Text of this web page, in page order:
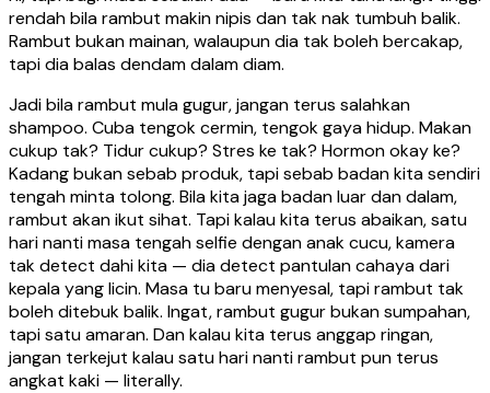
rendah bila rambut makin nipis dan tak nak tumbuh balik.
Rambut bukan mainan, walaupun dia tak boleh bercakap,
tapi dia balas dendam dalam diam.
Jadi bila rambut mula gugur, jangan terus salahkan
shampoo. Cuba tengok cermin, tengok gaya hidup. Makan
cukup tak? Tidur cukup? Stres ke tak? Hormon okay ke?
Kadang bukan sebab produk, tapi sebab badan kita sendiri
tengah minta tolong. Bila kita jaga badan luar dan dalam,
rambut akan ikut sihat. Tapi kalau kita terus abaikan, satu
hari nanti masa tengah selfie dengan anak cucu, kamera
tak detect dahi kita — dia detect pantulan cahaya dari
kepala yang licin. Masa tu baru menyesal, tapi rambut tak
boleh ditebuk balik. Ingat, rambut gugur bukan sumpahan,
tapi satu amaran. Dan kalau kita terus anggap ringan,
jangan terkejut kalau satu hari nanti rambut pun terus
angkat kaki — literally.